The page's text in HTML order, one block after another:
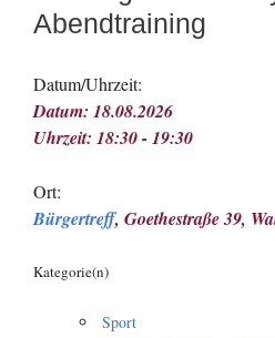
Abendtraining
Datum/Uhrzeit:
Datum: 18.08.2026
Uhrzeit: 18:30 - 19:30
Ort:
Bürgertreff, Goethestraße 39,
Kategorie(n)
Sport